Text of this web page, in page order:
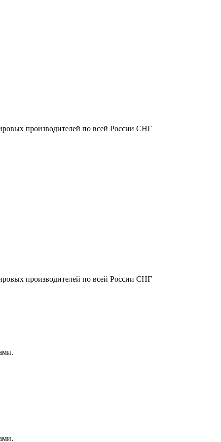
производителей по всей России СНГ
производителей по всей России СНГ